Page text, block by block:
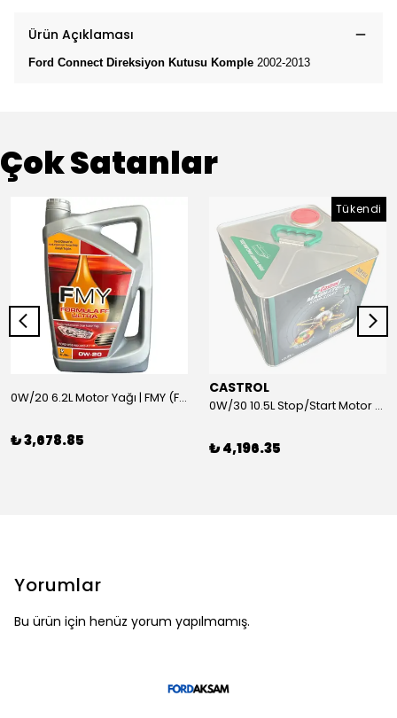
Ürün Açıklaması
Ford Connect Direksiyon Kutusu Komple 2002-2013
Çok Satanlar
0W/20 6.2L Motor Yağı | FMY (Ford Motor Yağları)
₺ 3,678.85
Tükendi
CASTROL
0W/30 10.5L Stop/Start Motor Yağı | CASTROL
₺ 4,196.35
Yorumlar
Bu ürün için henüz yorum yapılmamış.